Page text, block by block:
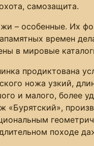
самозащита.
– особенные. Их
времен
в мировые
продиктована
ножа узкий,
и малого, более
«Бурятский»,
походе